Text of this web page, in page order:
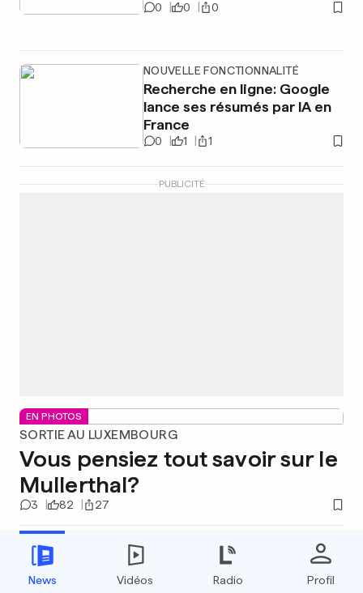
0 0 0
NOUVELLE FONCTIONNALITÉ
Recherche en ligne: Google
lance ses résumés par IA en
France
0 1 1
PUBLICITÉ
EN PHOTOS
SORTIE AU LUXEMBOURG
Vous pensiez tout savoir sur le
Mullerthal?
3 82 27
+ DIAPORAMA SUISSE
Deux fresques incroyables
créées à même le sol dans
News Vidéos Radio Profil